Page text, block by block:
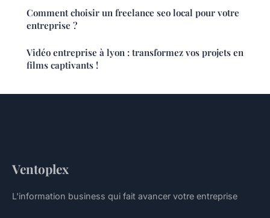
Comment choisir un freelance seo local pour votre
entreprise ?
Vidéo entreprise à lyon : transformez vos projets en
films captivants !
Ventoplex
L'information business qui fait avancer votre entreprise